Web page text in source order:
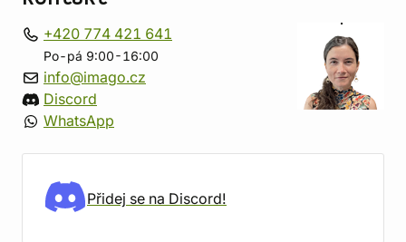
+420 774 421 641
Po-pá 9:00-16:00
info@imago.cz
Discord
WhatsApp
Přidej se na Discord!